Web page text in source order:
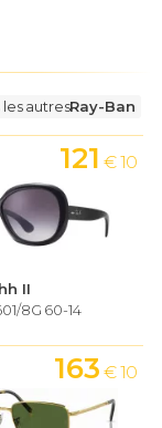
les autresRay-Ban
II
8G 60-14
121 € 10
163 € 10